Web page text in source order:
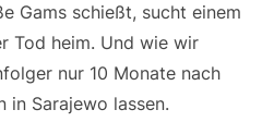
Gams schießt, sucht einem
Tod heim. Und wie wir
nur 10 Monate nach
in Sarajewo lassen.